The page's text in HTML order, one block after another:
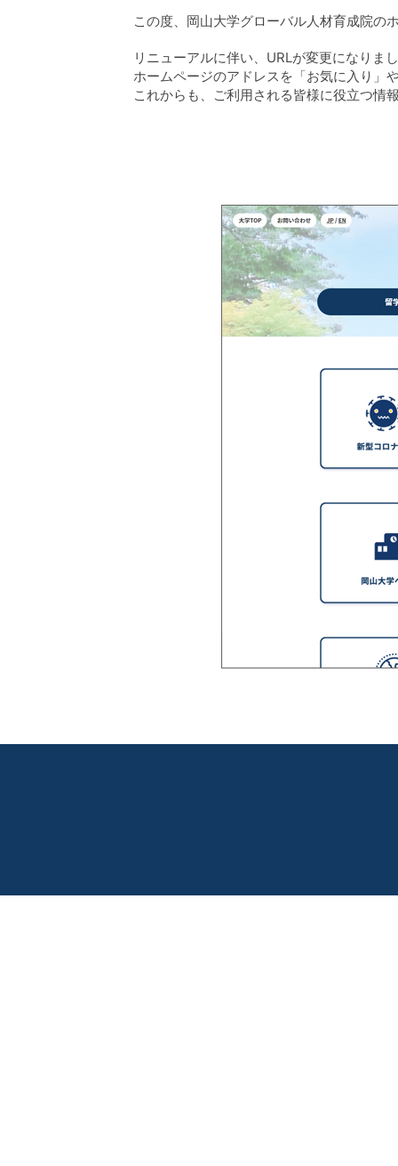
この度、岡山大学グローバル人材育成院の
リニューアルに伴い、URLが変更になりま
ホームページのアドレスを「お気に入り」
これからも、ご利用される皆様に役立つ情